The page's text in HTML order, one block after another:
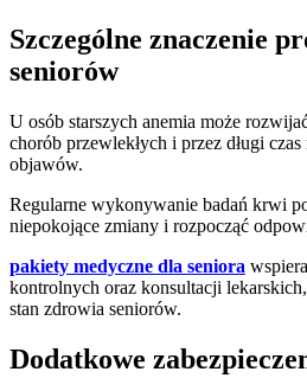
Szczególne znaczenie
seniorów
U osób starszych anemia może
chorób przewlekłych i przez długi
objawów.
Regularne wykonywanie badań krwi
niepokojące zmiany i rozpocząć
pakiety medyczne dla seniora
kontrolnych oraz konsultacji
stan zdrowia seniorów.
Dodatkowe